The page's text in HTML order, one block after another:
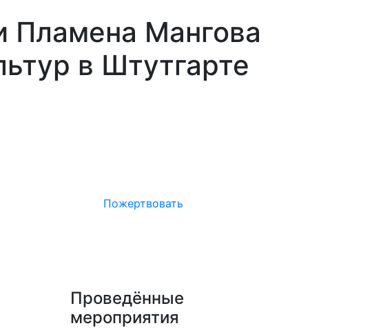
Пламена Мангова
в Штутгарте
Пожертвовать
Проведённые
мероприятия